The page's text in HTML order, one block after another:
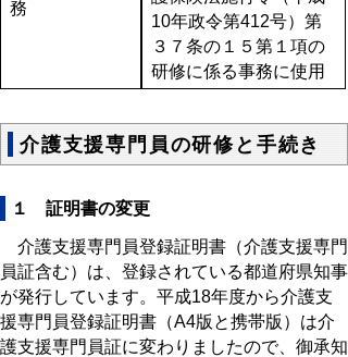
務
10年政令第412号）第
３７条の１５第１項の
研修に係る事務に使用
介護支援専門員の研修と手続き
１ 証明書の変更
介護支援専門員登録証明書（介護支援専門
員証含む）は、登録されている都道府県知事
が発行しています。平成18年度から介護支
援専門員登録証明書（A4版と携帯版）は介
護支援専門員証に変わりましたので、御承知